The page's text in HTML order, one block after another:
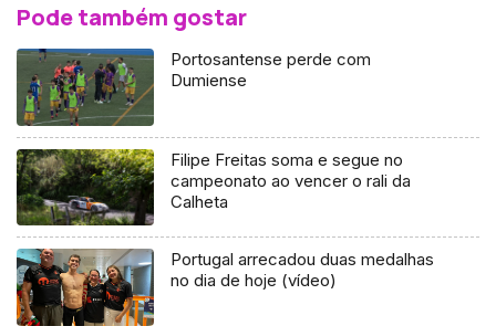
Pode também gostar
Portosantense perde com
Dumiense
Filipe Freitas soma e segue no
campeonato ao vencer o rali da
Calheta
Portugal arrecadou duas medalhas
no dia de hoje (vídeo)